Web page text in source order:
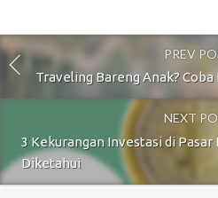
PREV
Traveling Bareng Anak?
NEXT
3 Kekurangan Investasi di Pasar
Diketahui